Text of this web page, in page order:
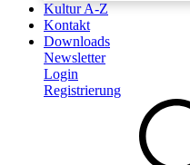
Kultur A-Z
Kontakt
Downloads
Newsletter
Login
Registrierung